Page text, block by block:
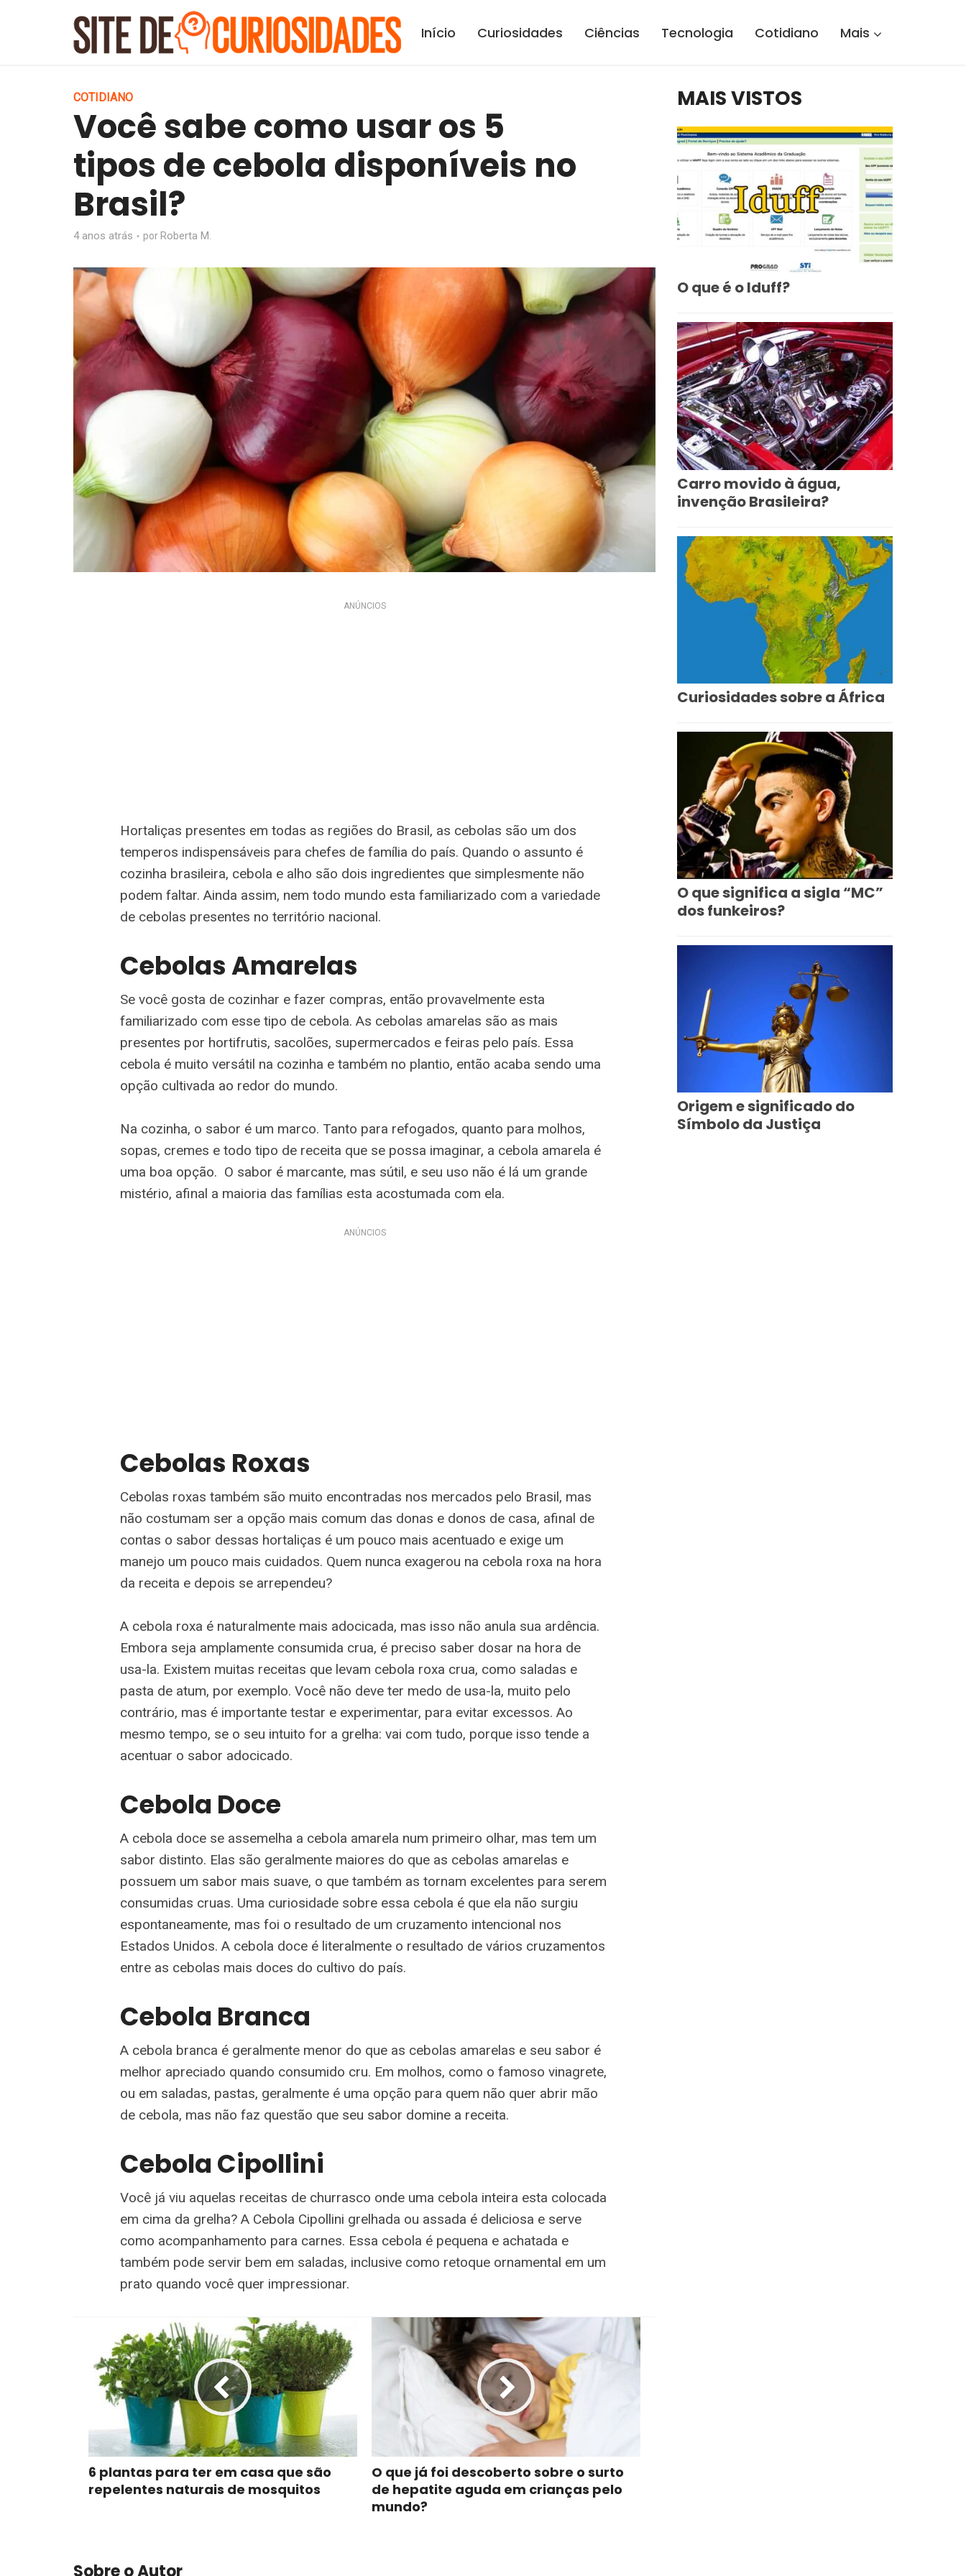
Início Curiosidades Ciências Tecnologia Cotidiano Mais
COTIDIANO
Você sabe como usar os 5
tipos de cebola disponíveis no
Brasil?
4 anos atrás porRoberta M.
ANÚNCIOS
Hortaliças presentes em todas as regiões do Brasil, as cebolas são um dos
temperos indispensáveis para chefes de família do país. Quando o assunto é
cozinha brasileira, cebola e alho são dois ingredientes que simplesmente não
podem faltar. Ainda assim, nem todo mundo esta familiarizado com a variedade
de cebolas presentes no território nacional.
Cebolas Amarelas
Se você gosta de cozinhar e fazer compras, então provavelmente esta
familiarizado com esse tipo de cebola. As cebolas amarelas são as mais
presentes por hortifrutis, sacolões, supermercados e feiras pelo país. Essa
cebola é muito versátil na cozinha e também no plantio, então acaba sendo uma
opção cultivada ao redor do mundo.
Na cozinha, o sabor é um marco. Tanto para refogados, quanto para molhos,
sopas, cremes e todo tipo de receita que se possa imaginar, a cebola amarela é
uma boa opção. O sabor é marcante, mas sútil, e seu uso não é lá um grande
mistério, afinal a maioria das famílias esta acostumada com ela.
ANÚNCIOS
Cebolas Roxas
Cebolas roxas também são muito encontradas nos mercados pelo Brasil, mas
não costumam ser a opção mais comum das donas e donos de casa, afinal de
contas o sabor dessas hortaliças é um pouco mais acentuado e exige um
manejo um pouco mais cuidados. Quem nunca exagerou na cebola roxa na hora
da receita e depois se arrependeu?
A cebola roxa é naturalmente mais adocicada, mas isso não anula sua ardência.
Embora seja amplamente consumida crua, é preciso saber dosar na hora de
usa-la. Existem muitas receitas que levam cebola roxa crua, como saladas e
pasta de atum, por exemplo. Você não deve ter medo de usa-la, muito pelo
contrário, mas é importante testar e experimentar, para evitar excessos. Ao
mesmo tempo, se o seu intuito for a grelha: vai com tudo, porque isso tende a
acentuar o sabor adocicado.
Cebola Doce
A cebola doce se assemelha a cebola amarela num primeiro olhar, mas tem um
sabor distinto. Elas são geralmente maiores do que as cebolas amarelas e
possuem um sabor mais suave, o que também as tornam excelentes para serem
consumidas cruas. Uma curiosidade sobre essa cebola é que ela não surgiu
espontaneamente, mas foi o resultado de um cruzamento intencional nos
Estados Unidos. A cebola doce é literalmente o resultado de vários cruzamentos
entre as cebolas mais doces do cultivo do país.
Cebola Branca
A cebola branca é geralmente menor do que as cebolas amarelas e seu sabor é
melhor apreciado quando consumido cru. Em molhos, como o famoso vinagrete,
ou em saladas, pastas, geralmente é uma opção para quem não quer abrir mão
de cebola, mas não faz questão que seu sabor domine a receita.
Cebola Cipollini
Você já viu aquelas receitas de churrasco onde uma cebola inteira esta colocada
em cima da grelha? A Cebola Cipollini grelhada ou assada é deliciosa e serve
como acompanhamento para carnes. Essa cebola é pequena e achatada e
também pode servir bem em saladas, inclusive como retoque ornamental em um
prato quando você quer impressionar.
6 plantas para ter em casa que são
repelentes naturais de mosquitos
O que já foi descoberto sobre o surto
de hepatite aguda em crianças pelo
mundo?
MAIS VISTOS
O que é o Iduff?
Carro movido à água,
invenção Brasileira?
Curiosidades sobre a África
O que significa a sigla “MC”
dos funkeiros?
Origem e significado do
Símbolo da Justiça